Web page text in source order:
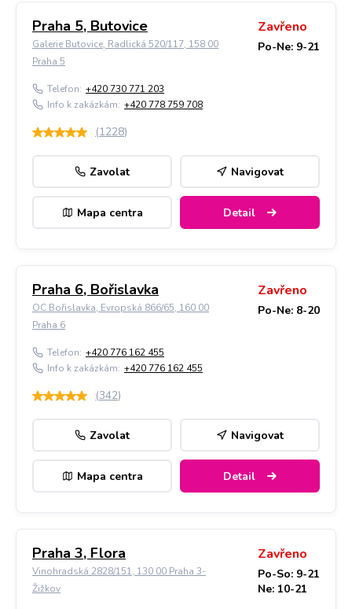
Praha 5, Butovice
Galerie Butovice, Radlická 520/117, 158 00
Praha 5
Zavřeno
Po-Ne: 9-21
Telefon: +420 730 771 203
Info k zakázkám: +420 778 759 708
(1228)
Zavolat Navigovat
Mapa centra Detail
Praha 6, Bořislavka
OC Bořislavka, Evropská 866/65, 160 00
Praha 6
Zavřeno
Po-Ne: 8-20
Telefon: +420 776 162 455
Info k zakázkám: +420 776 162 455
(342)
Zavolat Navigovat
Mapa centra Detail
Praha 3, Flora
Vinohradská 2828/151, 130 00 Praha 3-
Žižkov
Zavřeno
Po-So: 9-21
Ne: 10-21